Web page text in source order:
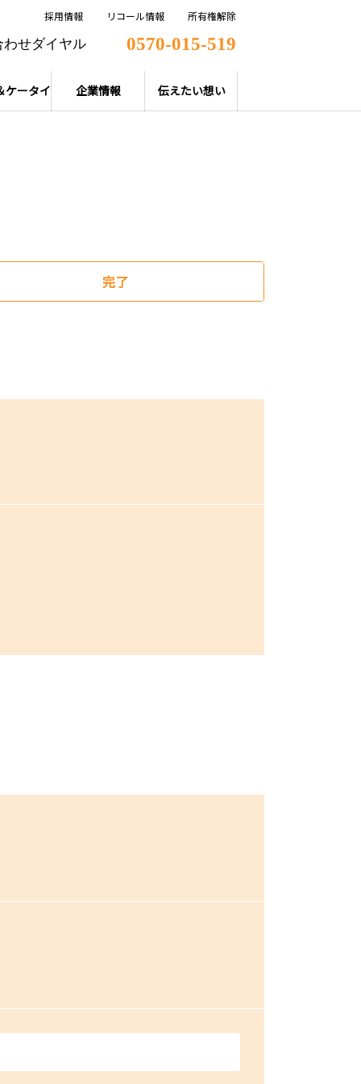
わせダイヤル 0570-015-519
ケータイ 企業情報 伝えたい想い
採用情報 リコール情報 所有権解除
完了